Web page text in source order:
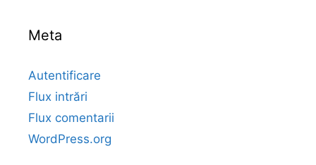
Meta
Autentificare
Flux intrări
Flux comentarii
WordPress.org